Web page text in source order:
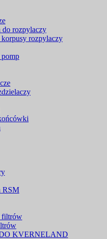
do rozpylaczy
korpusy rozpylaczy
pomp
RSM
filtrów
KVERNELAND